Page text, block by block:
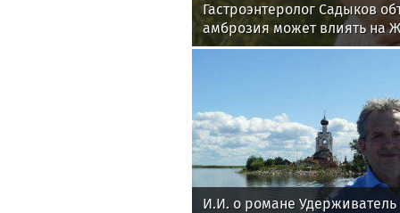
Гастроэнтеролог Садыков
амброзия может влиять на
И.И. о романе